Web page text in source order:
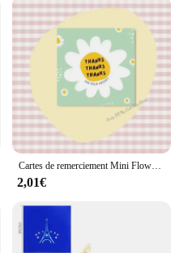
Cartes de remerciement Mini Flower, cartes de vacances GT, Chamonix Flower Shop, cartes décoratives pour petites entreprises, boîte-cadeau, 50 pièces par paquet
2,01€